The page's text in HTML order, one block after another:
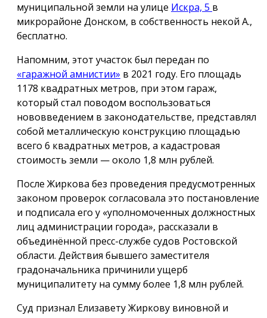
муниципальной земли на улице Искра, 5 в
микрорайоне Донском, в собственность некой А.,
бесплатно.
Напомним, этот участок был передан по
«гаражной амнистии» в 2021 году. Его площадь
1178 квадратных метров, при этом гараж,
который стал поводом воспользоваться
нововведением в законодательстве, представлял
собой металлическую конструкцию площадью
всего 6 квадратных метров, а кадастровая
стоимость земли — около 1,8 млн рублей.
После Жиркова без проведения предусмотренных
законом проверок согласовала это постановление
и подписала его у «уполномоченных должностных
лиц администрации города», рассказали в
объединённой пресс-службе судов Ростовской
области. Действия бывшего заместителя
градоначальника причинили ущерб
муниципалитету на сумму более 1,8 млн рублей.
Суд признал Елизавету Жиркову виновной и